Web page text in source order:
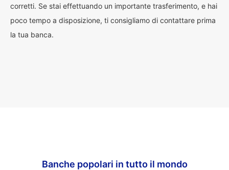
corretti. Se stai effettuando un importante trasferimento, e hai
poco tempo a disposizione, ti consigliamo di contattare prima
la tua banca.
Banche popolari in tutto il mondo